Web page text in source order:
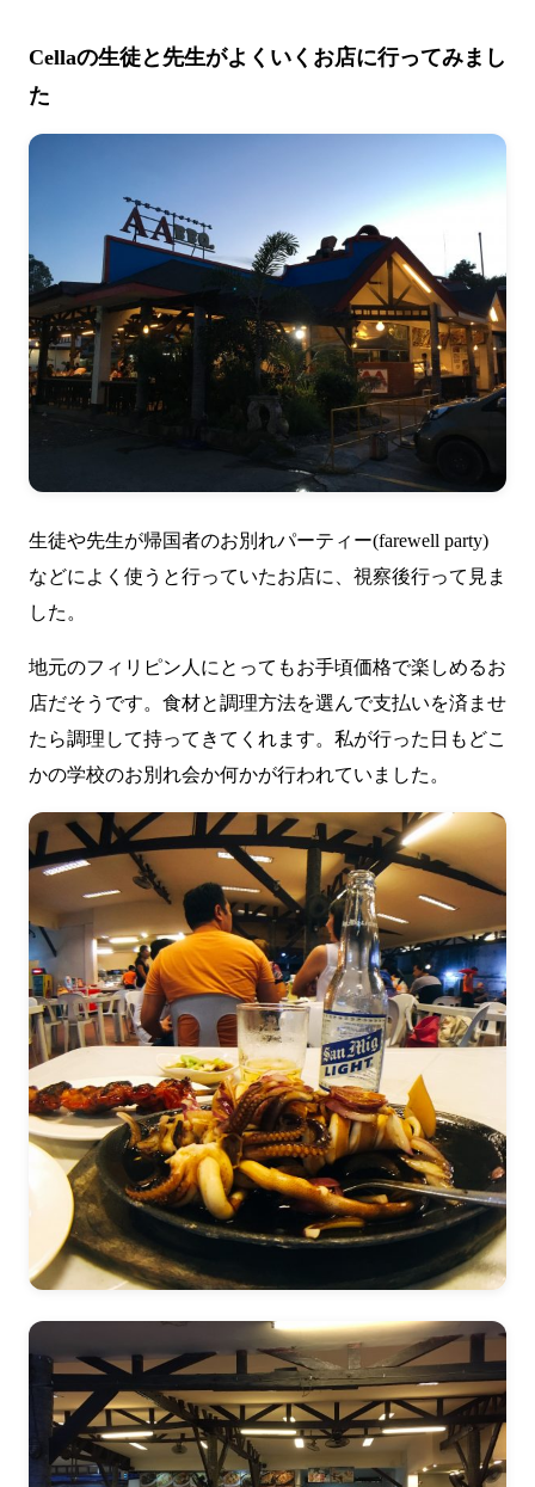
Cellaの生徒と先生がよくいくお店に行ってみまし
た
生徒や先生が帰国者のお別れパーティー(farewell party)
などによく使うと行っていたお店に、視察後行って見ま
した。
地元のフィリピン人にとってもお手頃価格で楽しめるお
店だそうです。食材と調理方法を選んで支払いを済ませ
たら調理して持ってきてくれます。私が行った日もどこ
かの学校のお別れ会か何かが行われていました。